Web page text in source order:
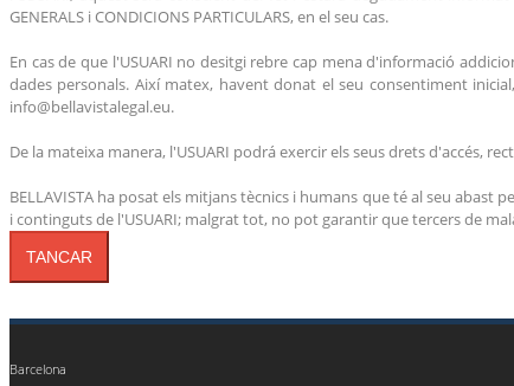
GENERALS i CONDICIONS PARTICULARS, en el seu cas.
En cas de que l'USUARI no desitgi rebre cap mena d'informació
dades personals. Així matex, havent donat el seu consentiment
info@bellavistalegal.eu.
De la mateixa manera, l'USUARI podrá exercir els seus drets d'accés,
BELLAVISTA ha posat els mitjans tècnics i humans que té al seu
i continguts de l'USUARI; malgrat tot, no pot garantir que tercers de
TANCAR
Barcelona